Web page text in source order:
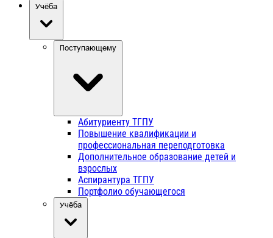
Учёба
Поступающему
Абитуриенту ТГПУ
Повышение квалификации и
профессиональная переподготовка
Дополнительное образование детей и
взрослых
Аспирантура ТГПУ
Портфолио обучающегося
Учёба